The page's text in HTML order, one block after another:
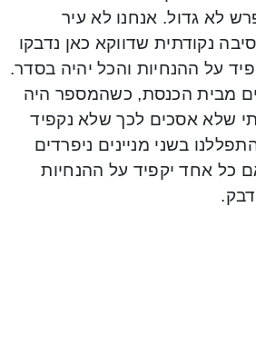
לא גדול. אנחנו לא עיר
נקודתית שדווקא כאן נדבקו
על ההנחיות והכל יהיה בסדר.
מבית הכנסת, כשהמספר היה
שלא אסכים לכך שלא נקפיד
בשני מניינים ניפרדים
כל אחד יקפיד על ההנחיות